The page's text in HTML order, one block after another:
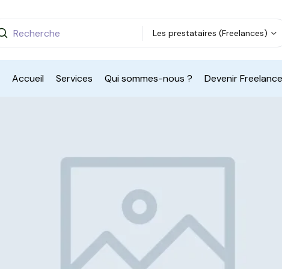
Les prestataires (Freelances)
Accueil Services Qui sommes-nous ? Devenir Freelance